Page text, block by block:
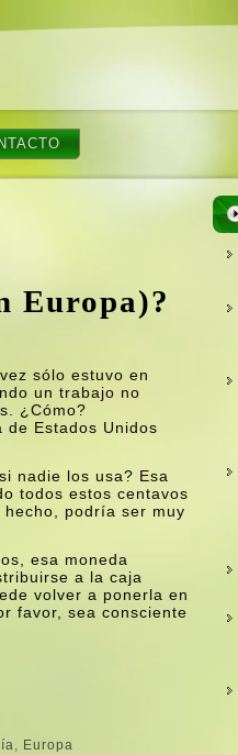
Europa)?
sólo estuvo en
un trabajo no
¿Cómo?
de Estados Unidos
nadie los usa? Esa
todos estos centavos
podría ser muy
esa moneda
a la caja
volver a ponerla en
favor, sea consciente
, Europa